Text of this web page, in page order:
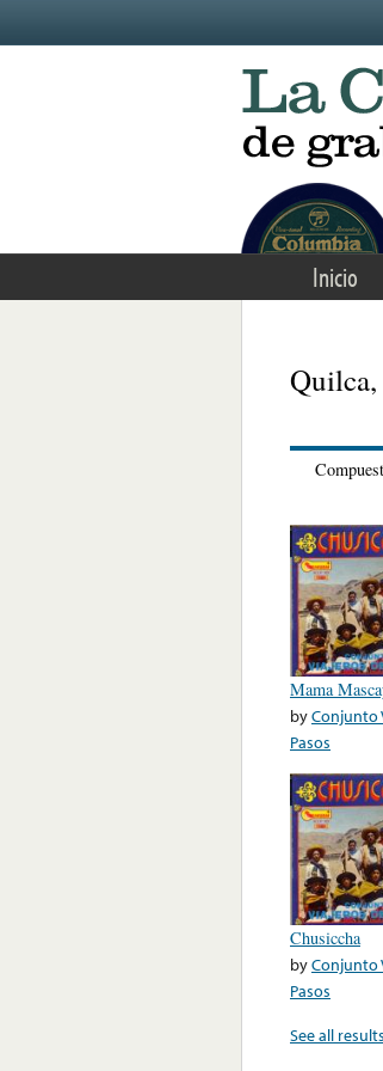
Inicio
Mama
byConjunto
Pasos
Chusiccha
byConjunto
Pasos
See all